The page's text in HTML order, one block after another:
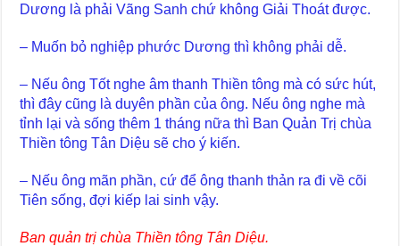
Dương là phải Vãng Sanh chứ không Giải Thoát được.
– Muốn bỏ nghiệp phước Dương thì không phải dễ.
– Nếu ông Tốt nghe âm thanh Thiền tông mà có sức hút,
thì đây cũng là duyên phần của ông. Nếu ông nghe mà
tỉnh lại và sống thêm 1 tháng nữa thì Ban Quản Trị chùa
Thiền tông Tân Diệu sẽ cho ý kiến.
– Nếu ông mãn phần, cứ để ông thanh thản ra đi về cõi
Tiên sống, đợi kiếp lai sinh vậy.
Ban quản trị chùa Thiền tông Tân Diệu.